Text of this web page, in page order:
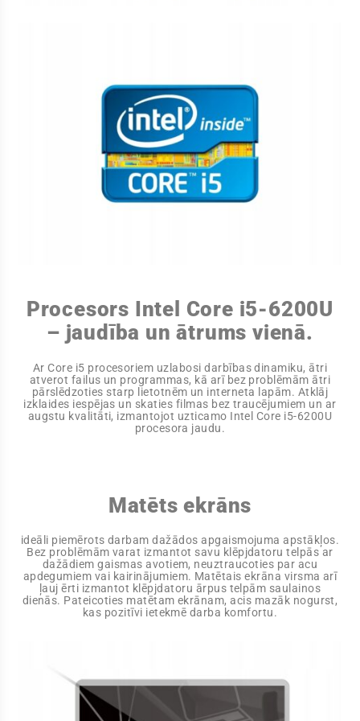
Procesors Intel Core i5-6200U
– jaudība un ātrums vienā.
Ar Core i5 procesoriem uzlabosi darbības dinamiku, ātri
atverot failus un programmas, kā arī bez problēmām ātri
pārslēdzoties starp lietotnēm un interneta lapām. Atklāj
izklaides iespējas un skaties filmas bez traucējumiem un ar
augstu kvalitāti, izmantojot uzticamo Intel Core i5-6200U
procesora jaudu.
Matēts ekrāns
ideāli piemērots darbam dažādos apgaismojuma apstākļos.
Bez problēmām varat izmantot savu klēpjdatoru telpās ar
dažādiem gaismas avotiem, neuztraucoties par acu
apdegumiem vai kairinājumiem. Matētais ekrāna virsma arī
ļauj ērti izmantot klēpjdatoru ārpus telpām saulainos
dienās. Pateicoties matētam ekrānam, acis mazāk nogurst,
kas pozitīvi ietekmē darba komfortu.